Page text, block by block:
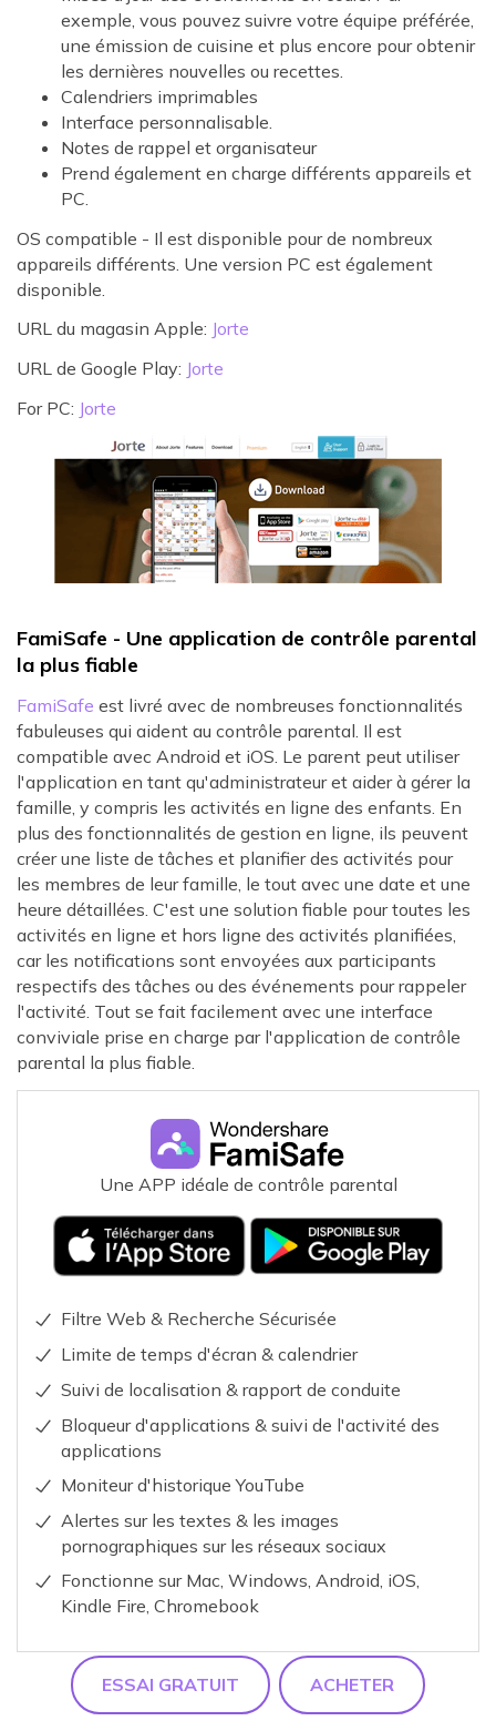
exemple, vous pouvez suivre votre équipe préférée,
une émission de cuisine et plus encore pour obtenir
les dernières nouvelles ou recettes.
Calendriers imprimables
Interface personnalisable.
Notes de rappel et organisateur
Prend également en charge différents appareils et
PC.
OS compatible - Il est disponible pour de nombreux
appareils différents. Une version PC est également
disponible.
URL du magasin Apple: Jorte
URL de Google Play: Jorte
For PC: Jorte
FamiSafe - Une application de contrôle parental
la plus fiable
FamiSafe est livré avec de nombreuses fonctionnalités
fabuleuses qui aident au contrôle parental. Il est
compatible avec Android et iOS. Le parent peut utiliser
l'application en tant qu'administrateur et aider à gérer la
famille, y compris les activités en ligne des enfants. En
plus des fonctionnalités de gestion en ligne, ils peuvent
créer une liste de tâches et planifier des activités pour
les membres de leur famille, le tout avec une date et une
heure détaillées. C'est une solution fiable pour toutes les
activités en ligne et hors ligne des activités planifiées,
car les notifications sont envoyées aux participants
respectifs des tâches ou des événements pour rappeler
l'activité. Tout se fait facilement avec une interface
conviviale prise en charge par l'application de contrôle
parental la plus fiable.
Une APP idéale de contrôle parental
Filtre Web & Recherche Sécurisée
Limite de temps d'écran & calendrier
Suivi de localisation & rapport de conduite
Bloqueur d'applications & suivi de l'activité des
applications
Moniteur d'historique YouTube
Alertes sur les textes & les images
pornographiques sur les réseaux sociaux
Fonctionne sur Mac, Windows, Android, iOS,
Kindle Fire, Chromebook
ESSAI GRATUIT ACHETER